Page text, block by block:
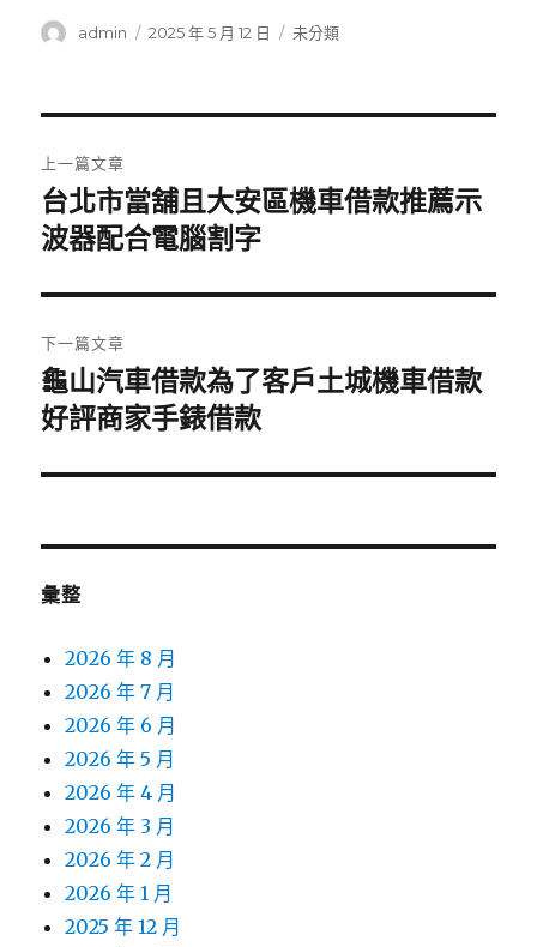
作
admin
發
2025 年 5 月 12 日
分
未分類
章
導
覽
上一篇文章
上
一
文
章:
台北市當舖且大安區機車借款推薦示
波器配合電腦割字
下一篇文章
下
一
文
龜山汽車借款為了客戶土城機車借款
好評商家手錶借款
彙整
2026 年 8 月
2026 年 7 月
2026 年 6 月
2026 年 5 月
2026 年 4 月
2026 年 3 月
2026 年 2 月
2026 年 1 月
2025 年 12 月